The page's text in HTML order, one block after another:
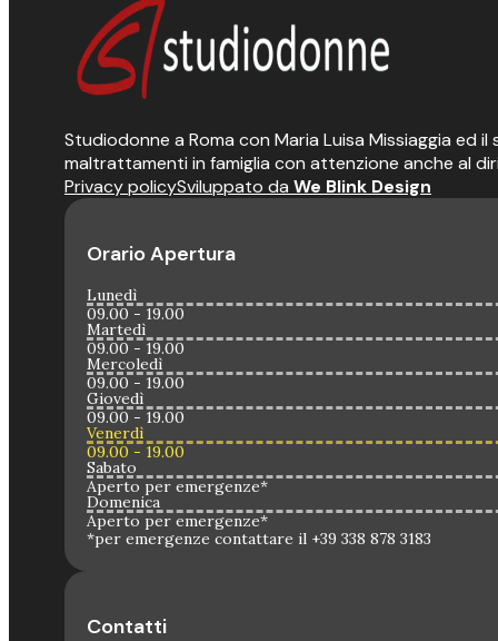
Studiodonne a Roma con Maria Luisa Missiaggia ed
maltrattamenti in famiglia con attenzione anche al
Privacy policySviluppato da We Blink Design
Orario Apertura
Lunedì
09.00 - 19.00
Martedì
09.00 - 19.00
Mercoledì
09.00 - 19.00
Giovedì
09.00 - 19.00
Venerdì
09.00 - 19.00
Sabato
Aperto per emergenze*
Domenica
Aperto per emergenze*
*per emergenze contattare il +39 338 878 3183
Contatti